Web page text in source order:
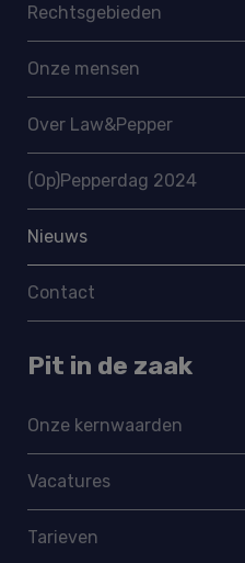
Rechtsgebieden
Onze mensen
Over Law&Pepper
(Op)Pepperdag 2024
Nieuws
Contact
Pit in de zaak
Onze kernwaarden
Vacatures
Tarieven